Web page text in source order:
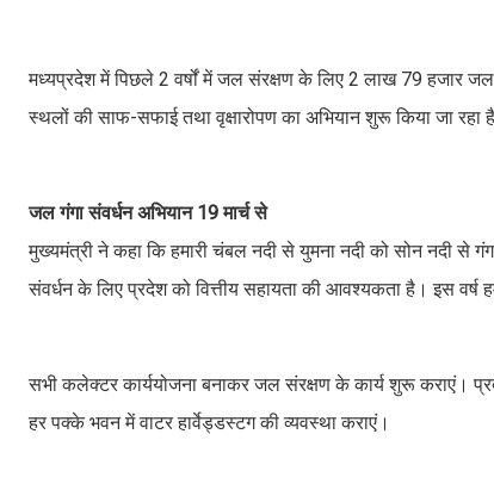
मध्यप्रदेश में पिछले 2 वर्षों में जल संरक्षण के लिए 2 लाख 79 हजार
स्थलों की साफ-सफाई तथा वृक्षारोपण का अभियान शुरू किया जा रहा
जल गंगा संवर्धन अभियान 19 मार्च से
मुख्यमंत्री ने कहा कि हमारी चंबल नदी से युमना नदी को सोन नदी से
संवर्धन के लिए प्रदेश को वित्तीय सहायता की आवश्यकता है। इस
सभी कलेक्टर कार्ययोजना बनाकर जल संरक्षण के कार्य शुरू कराएं।
हर पक्के भवन में वाटर हार्वेड्डस्टग की व्यवस्था कराएं।